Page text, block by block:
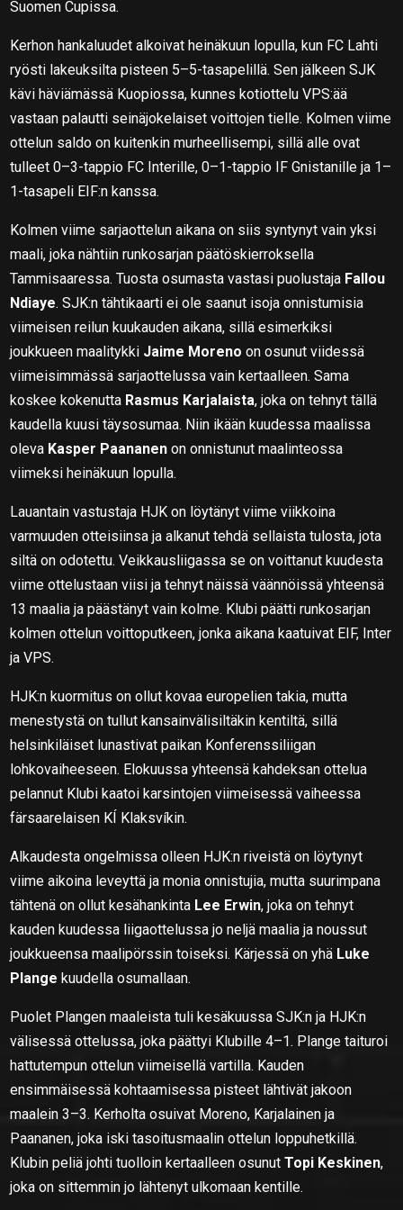
Suomen Cupissa.
Kerhon hankaluudet alkoivat heinäkuun lopulla, kun FC Lahti
ryösti lakeuksilta pisteen 5–5-tasapelillä. Sen jälkeen SJK
kävi häviämässä Kuopiossa, kunnes kotiottelu VPS:ää
vastaan palautti seinäjokelaiset voittojen tielle. Kolmen viime
ottelun saldo on kuitenkin murheellisempi, sillä alle ovat
tulleet 0–3-tappio FC Interille, 0–1-tappio IF Gnistanille ja 1–
1-tasapeli EIF:n kanssa.
Kolmen viime sarjaottelun aikana on siis syntynyt vain yksi
maali, joka nähtiin runkosarjan päätöskierroksella
Tammisaaressa. Tuosta osumasta vastasi puolustaja Fallou
Ndiaye. SJK:n tähtikaarti ei ole saanut isoja onnistumisia
viimeisen reilun kuukauden aikana, sillä esimerkiksi
joukkueen maalitykki Jaime Moreno on osunut viidessä
viimeisimmässä sarjaottelussa vain kertaalleen. Sama
koskee kokenutta Rasmus Karjalaista, joka on tehnyt tällä
kaudella kuusi täysosumaa. Niin ikään kuudessa maalissa
oleva Kasper Paananen on onnistunut maalinteossa
viimeksi heinäkuun lopulla.
Lauantain vastustaja HJK on löytänyt viime viikkoina
varmuuden otteisiinsa ja alkanut tehdä sellaista tulosta, jota
siltä on odotettu. Veikkausliigassa se on voittanut kuudesta
viime ottelustaan viisi ja tehnyt näissä väännöissä yhteensä
13 maalia ja päästänyt vain kolme. Klubi päätti runkosarjan
kolmen ottelun voittoputkeen, jonka aikana kaatuivat EIF, Inter
ja VPS.
HJK:n kuormitus on ollut kovaa europelien takia, mutta
menestystä on tullut kansainvälisiltäkin kentiltä, sillä
helsinkiläiset lunastivat paikan Konferenssiliigan
lohkovaiheeseen. Elokuussa yhteensä kahdeksan ottelua
pelannut Klubi kaatoi karsintojen viimeisessä vaiheessa
färsaarelaisen KÍ Klaksvíkin.
Alkaudesta ongelmissa olleen HJK:n riveistä on löytynyt
viime aikoina leveyttä ja monia onnistujia, mutta suurimpana
tähtenä on ollut kesähankinta Lee Erwin, joka on tehnyt
kauden kuudessa liigaottelussa jo neljä maalia ja noussut
joukkueensa maalipörssin toiseksi. Kärjessä on yhä Luke
Plangekuudella osumallaan.
Puolet Plangen maaleista tuli kesäkuussa SJK:n ja HJK:n
välisessä ottelussa, joka päättyi Klubille 4–1. Plange taituroi
hattutempun ottelun viimeisellä vartilla. Kauden
ensimmäisessä kohtaamisessa pisteet lähtivät jakoon
maalein 3–3. Kerholta osuivat Moreno, Karjalainen ja
Paananen, joka iski tasoitusmaalin ottelun loppuhetkillä.
Klubin peliä johti tuolloin kertaalleen osunutTopi Keskinen,
joka on sittemmin jo lähtenyt ulkomaan kentille.